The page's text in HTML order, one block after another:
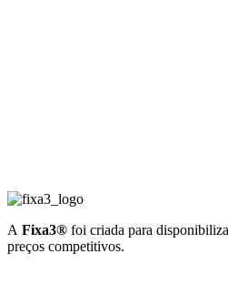
A Fixa3® foi criada para
preços competitivos.